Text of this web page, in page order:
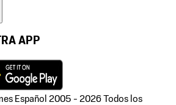
APP
Español 2005 - 2026 Todos los